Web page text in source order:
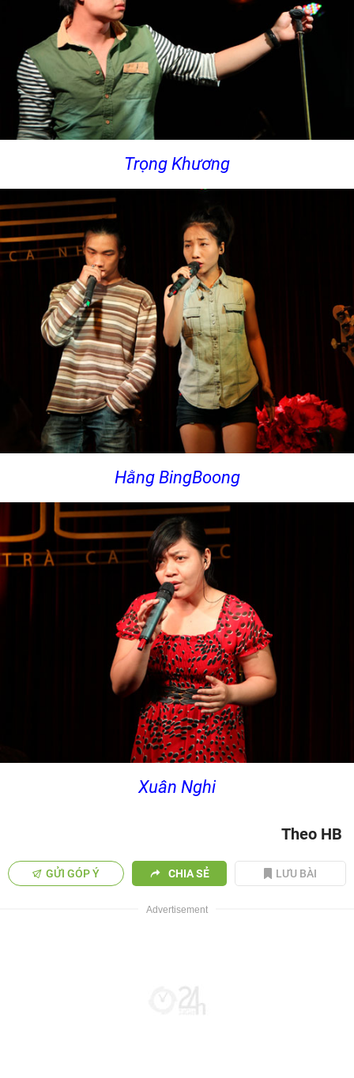
Trọng Khương
Hằng BingBoong
Xuân Nghi
Theo HB
GỬI GÓP Ý CHIA SẺ LƯU BÀI